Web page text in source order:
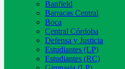
Banfield
Barracas Central
Boca
Central Córdoba
Defensa y Justicia
Estudiantes (LP)
Estudiantes (RC)